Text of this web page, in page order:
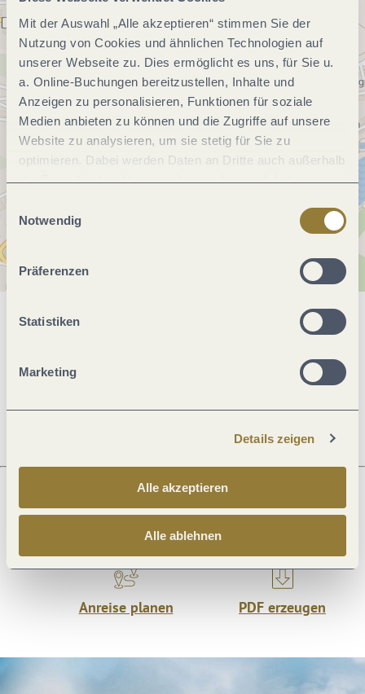
Mit der Auswahl „Alle akzeptieren“ stimmen Sie der
Nutzung von Cookies und ähnlichen Technologien auf
unserer Webseite zu. Dies ermöglicht es uns, für Sie u.
a. Online-Buchungen bereitzustellen, Inhalte und
Anzeigen zu personalisieren, Funktionen für soziale
Medien anbieten zu können und die Zugriffe auf unsere
Website zu analysieren, um sie stetig für Sie zu
optimieren. Dabei werden Daten an Dritte auch außerhalb
der Europäischen Union weitergegeben und dort
jederzeit widerrufen werden. Mit der Auswahl "Alle
ablehnen" kann es zu Beeinträchtigungen in der Nutzung
Notwendig
Präferenzen
Statistiken
Marketing
Details zeigen
Alle akzeptieren
Alle ablehnen
Allgemeine Informationen
Anreise planen PDF erzeugen